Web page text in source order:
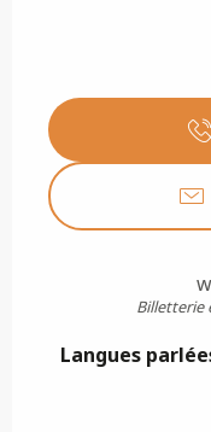
Billetterie
Langues
Langues